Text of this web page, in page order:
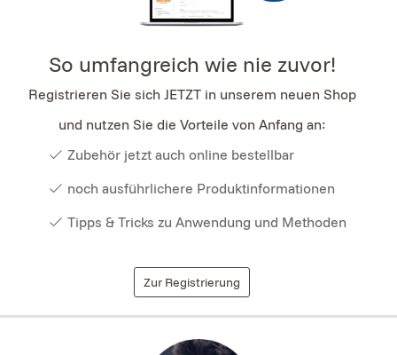
So umfangreich wie nie zuvor!
Registrieren Sie sich JETZT in unserem neuen Shop
und nutzen Sie die Vorteile von Anfang an:
Zubehör jetzt auch online bestellbar
noch ausführlichere Produktinformationen
Tipps & Tricks zu Anwendung und Methoden
Zur Registrierung